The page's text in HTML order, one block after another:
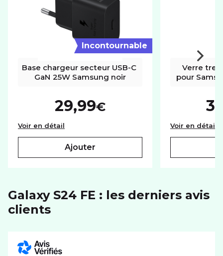
Format carte SIM
eSIM
MÉMOIRE
Port carte mémoire
Non
PHOTO ET VIDÉO
BATTERIE
RÉSEAU
Réseaux
Système
Incontournable
Base chargeur secteur USB-C
GaN 25W Samsung noir
29,99€
Voir en détail Base chargeur secteur USB-C GaN 25W
ajouter
Verre
pour
Voir en détail
Galaxy S24 FE : les derniers avis
clients